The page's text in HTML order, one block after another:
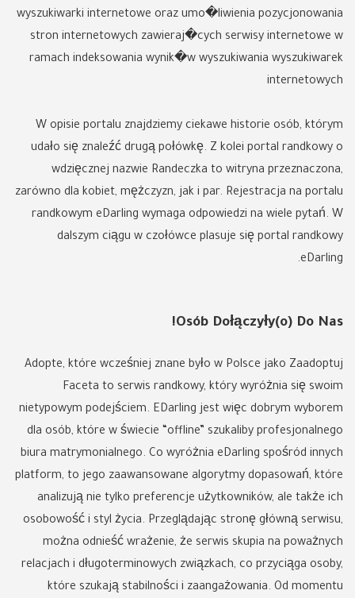
wyszukiwarki internetowe oraz umo�liwienia pozycjonowania
stron internetowych zawieraj�cych serwisy internetowe w
ramach indeksowania wynik�w wyszukiwania wyszukiwarek
internetowych
W opisie portalu znajdziemy ciekawe historie osób, którym
udało się znaleźć drugą połówkę. Z kolei portal randkowy o
wdzięcznej nazwie Randeczka to witryna przeznaczona,
zarówno dla kobiet, mężczyzn, jak i par. Rejestracja na portalu
randkowym eDarling wymaga odpowiedzi na wiele pytań. W
dalszym ciągu w czołówce plasuje się portal randkowy
eDarling.
Osób Dołączyły(o) Do Nas!
Adopte, które wcześniej znane było w Polsce jako Zaadoptuj
Faceta to serwis randkowy, który wyróżnia się swoim
nietypowym podejściem. EDarling jest więc dobrym wyborem
dla osób, które w świecie “offline” szukaliby profesjonalnego
biura matrymonialnego. Co wyróżnia eDarling spośród innych
platform, to jego zaawansowane algorytmy dopasowań, które
analizują nie tylko preferencje użytkowników, ale także ich
osobowość i styl życia. Przeglądając stronę główną serwisu,
można odnieść wrażenie, że serwis skupia na poważnych
relacjach i długoterminowych związkach, co przyciąga osoby,
które szukają stabilności i zaangażowania. Od momentu